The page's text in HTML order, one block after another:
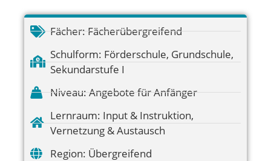
Fächer: Fächerübergreifend
Schulform: Förderschule, Grundschule,
Sekundarstufe I
Niveau: Angebote für Anfänger
Lernraum: Input & Instruktion,
Vernetzung & Austausch
Region: Übergreifend